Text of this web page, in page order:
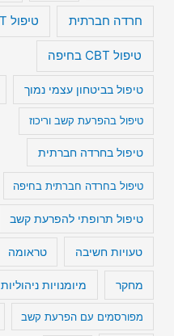
חרדה חברתית טיפול CBT
טיפול CBT בחיפה
טיפול בביטחון עצמי נמוך
טיפול בהפרעת קשב וריכוז
טיפול בחרדה חברתית
טיפול בחרדה חברתית בחיפה
טיפול תרופתי להפרעת קשב
טעויות חשיבה טראומה
מחקר מיומנויות ניהוליות
מפורסמים עם הפרעת קשב